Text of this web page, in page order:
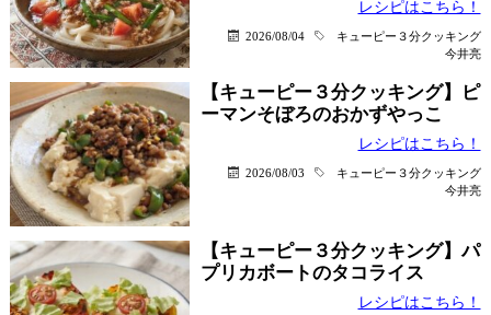
レシピはこちら！
2026/08/04
キューピー３分クッキング
今井亮
【キューピー３分クッキング】ピ
ーマンそぼろのおかずやっこ
レシピはこちら！
2026/08/03
キューピー３分クッキング
今井亮
【キューピー３分クッキング】パ
プリカボートのタコライス
レシピはこちら！